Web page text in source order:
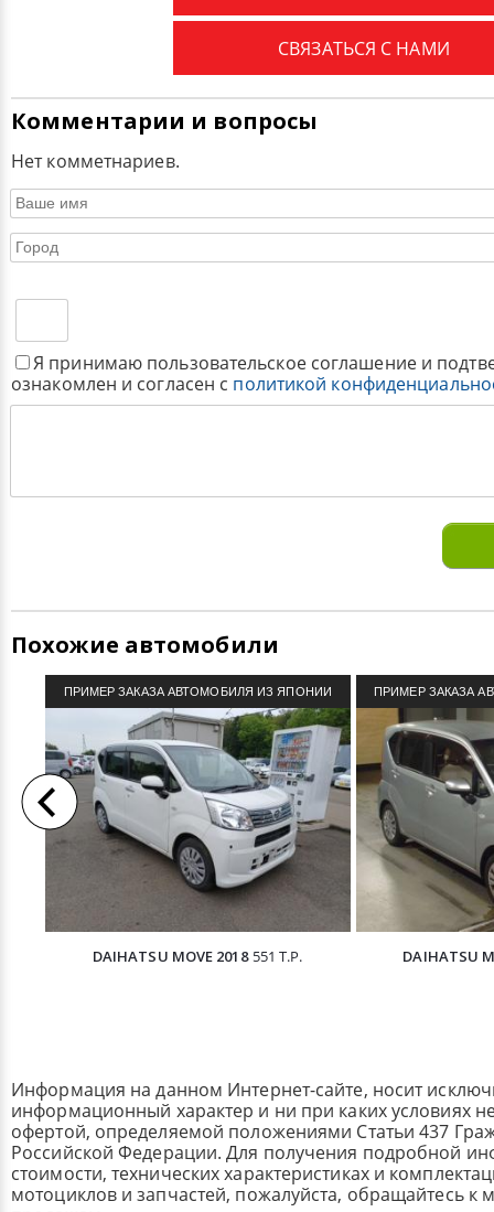
СВЯЗАТЬСЯ С НАМИ
Комментарии и вопросы
Нет комметнариев.
Я принимаю пользовательское соглашение и
ознакомлен и согласен с политикой
Похожие автомобили
ПРИМЕР ЗАКАЗА АВТОМОБИЛЯ ИЗ ЯПОНИИ
DAIHATSU MOVE 2018 551 Т.Р.
ПРИМЕР ЗАКАЗА
DAIHATSU
Информация на данном Интернет-сайте, носит
информационный характер и ни при каких условиях
офертой, определяемой положениями Статьи 437
Российской Федерации. Для получения подробной
стоимости, технических характеристиках и
мотоциклов и запчастей, пожалуйста, обращайтесь к